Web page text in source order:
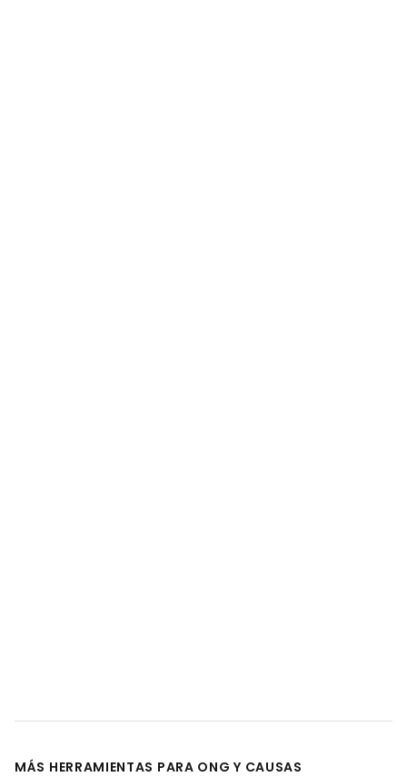
MÁS HERRAMIENTAS PARA ONG Y CAUSAS